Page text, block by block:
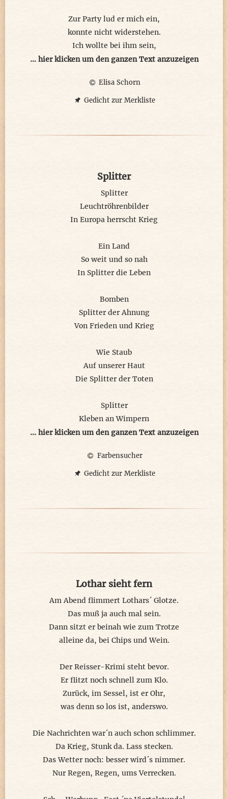
Zur Party lud er mich ein,
konnte nicht widerstehen.
Ich wollte bei ihm sein,
um ihn wiederzusehen.
Sechzig Jahre ist er alt,
ein lieber alter Greis.
Ihr könnt es wohl erahnen,
ich liebe den Sandelmann!
Gewidmet zum 60. Geburtstag dem Sandmann
Copyright © 2020 Elisa Schorn
... hier klicken um den ganzen Text anzuzeigen
Elisa Schorn
Gedicht zur Merkliste
Splitter
Splitter
Leuchtröhrenbilder
In Europa herrscht Krieg
Ein Land
So weit und so nah
In Splitter die Leben
Bomben
Splitter der Ahnung
Von Frieden und Krieg
Wie Staub
Auf unserer Haut
Die Splitter der Toten
Splitter
Kleben an Wimpern
Zerfetzen den Blick
Herzen
In Kellern von Angst
Und Zeit
... hier klicken um den ganzen Text anzuzeigen
Farbensucher
Gedicht zur Merkliste
Lothar sieht fern
Am Abend flimmert Lothars´ Glotze.
Das muß ja auch mal sein.
Dann sitzt er beinah wie zum Trotze
alleine da, bei Chips und Wein.
Der Reisser-Krimi steht bevor.
Er flitzt noch schnell zum Klo.
Zurück, im Sessel, ist er Ohr,
was denn so los ist, anderswo.
Die Nachrichten war´n auch schon schlimmer.
Da Krieg, Stunk da. Lass stecken.
Das Wetter noch: besser wird´s nimmer.
Nur Regen, Regen, ums Verrecken.